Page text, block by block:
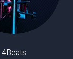
4Beats